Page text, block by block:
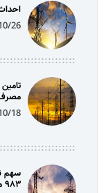
احداث ۱۰ هزار مگاوات برق اتمی در
10:00
10:00
سهم
۹۸۳ مگاوات رسید